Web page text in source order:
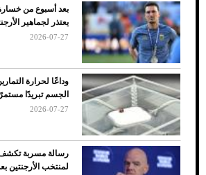
ضعف تبريد مكيف السيارة عند
الأسباب والحلول
بعد أسبوع من
يعتذر لجماهير
2026-07-27
وداعًا لحرارة
الجسم تبريدًا مستمرًا
2026-07-27
رسالة مسربة تكشف
لمنتخب الأرجنتين بعد